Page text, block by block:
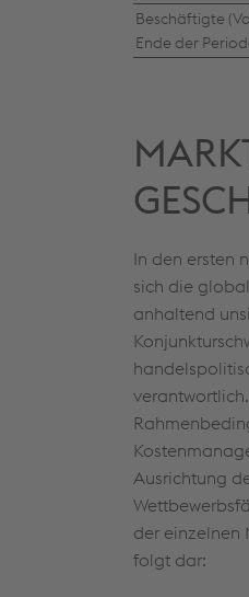
Beschäftigte
Ende der
In den ersten
sich die
anhaltend
Ausrichtung
der einzelnen
folgt dar: